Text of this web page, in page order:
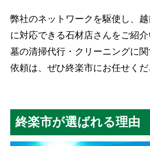
弊社のネットワークを駆使し、
に対応できる石材店さんをご紹
墓の清掃代行・クリーニングに
依頼は、ぜひ終楽市にお任せくだ
終楽市が選ばれる理由